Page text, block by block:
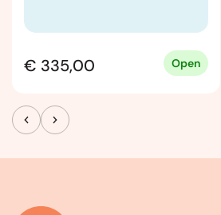
€ 335,00 Open